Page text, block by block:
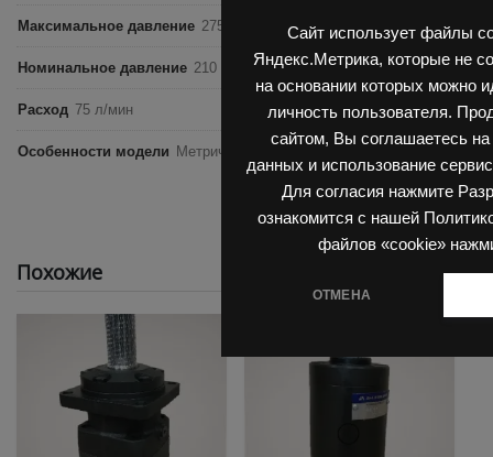
Сайт использует файлы
Яндекс.Метрика, которые не
на основании которых можно
личность пользователя.
сайтом, Вы соглашаетесь на
данных и использование
Для согласия нажмите
ознакомится с нашей
файлов «cookie»
ОТМЕНА
Максимальное давление 275 бар
Номинальное давление 210 бар
Расход 75 л/мин
Особенности модели Метрический размер, Вал 32 мм
Похожие